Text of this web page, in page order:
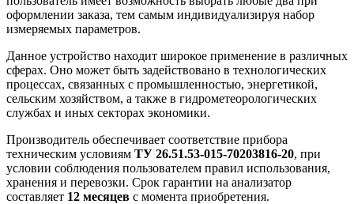
оформлении заказа, тем самым индивидуализируя набор
измеряемых параметров.
Данное устройство находит широкое применение в различных
сферах. Оно может быть задействовано в технологических
процессах, связанных с промышленностью, энергетикой,
сельским хозяйством, а также в гидрометеорологических
службах и иных секторах экономики.
Производитель обеспечивает соответствие прибора
техническим условиям ТУ 26.51.53-015-70203816-20, при
условии соблюдения пользователем правил использования,
хранения и перевозки. Срок гарантии на анализатор
составляет 12 месяцев с момента приобретения.